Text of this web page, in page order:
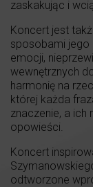
zaskakując i
Koncert jest
sposobami jego
emocji,
wewnętrznych
harmonię na
której każda
znaczenie, a ich
opowieści.
Koncert
odtworzone